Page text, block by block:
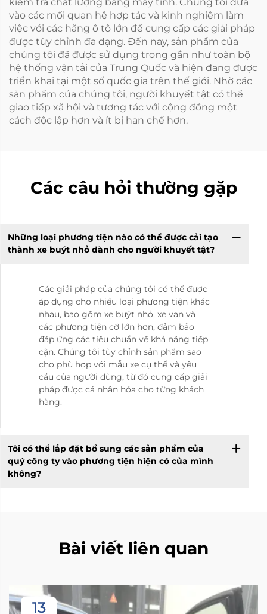
vào các mối quan hệ hợp tác và kinh nghiệm làm
việc với các hãng ô tô lớn để cung cấp các giải pháp
được tùy chỉnh đa dạng. Đến nay, sản phẩm của
chúng tôi đã được sử dụng trong gần như toàn bộ
hệ thống vận tải của Trung Quốc và hiện đang được
triển khai tại một số quốc gia trên thế giới. Nhờ các
sản phẩm của chúng tôi, người khuyết tật có thể
giao tiếp xã hội và tương tác với cộng đồng một
cách độc lập hơn và ít bị hạn chế hơn.
Các câu hỏi thường gặp
Những loại phương tiện nào có thể được cải tạo
thành xe buýt nhỏ dành cho người khuyết tật?
Các giải pháp của chúng tôi có thể được
áp dụng cho nhiều loại phương tiện khác
nhau, bao gồm xe buýt nhỏ, xe van và
các phương tiện cỡ lớn hơn, đảm bảo
đáp ứng các tiêu chuẩn về khả năng tiếp
cận. Chúng tôi tùy chỉnh sản phẩm sao
cho phù hợp với mẫu xe cụ thể và yêu
cầu của người dùng, từ đó cung cấp giải
pháp được cá nhân hóa cho từng khách
hàng.
Tôi có thể lắp đặt bổ sung các sản phẩm của
quý công ty vào phương tiện hiện có của mình
không?
Bài viết liên quan
13